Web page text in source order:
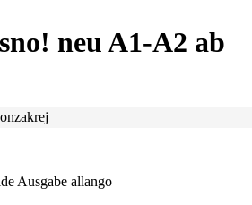
neu A1-A2 ab
Ausgabe allango